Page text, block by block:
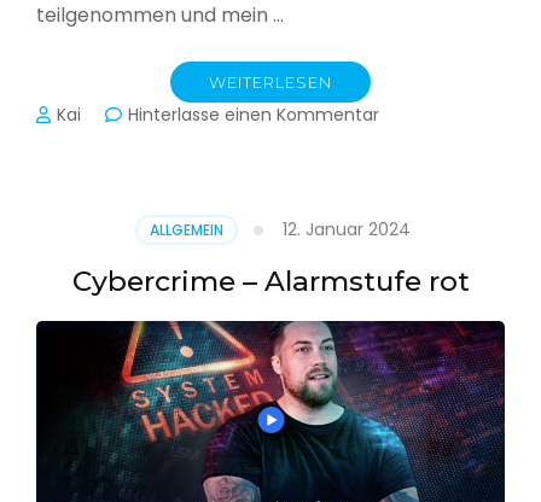
teilgenommen und mein …
WEITERLESEN
Kai Hinterlasse einen Kommentarzu
Produktion
ALLGEMEIN 12. Januar 2024
Cybercrime – Alarmstufe rot